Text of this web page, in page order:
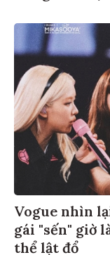
Vogue nhìn
gái "sến" giờ
thể lật đổ